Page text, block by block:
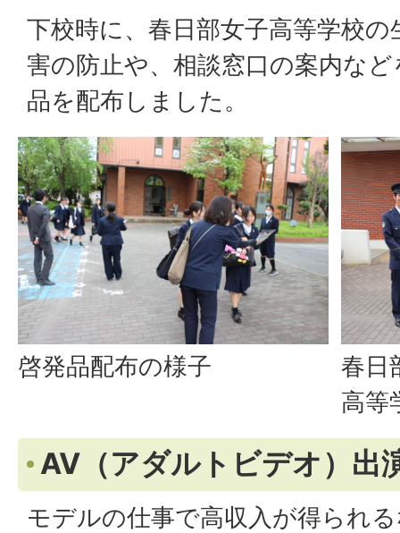
下校時に、春日部女子高等学校
害の防止や、相談窓口の案内な
品を配布しました。
啓発品配布の様子
春日
高等
AV（アダルトビデオ）出
モデルの仕事で高収入が得られ